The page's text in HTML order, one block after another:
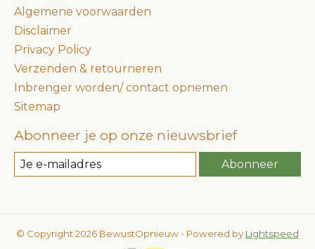
Algemene voorwaarden
Disclaimer
Privacy Policy
Verzenden & retourneren
Inbrenger worden/ contact opnemen
Sitemap
Abonneer je op onze nieuwsbrief
Abonneer
© Copyright 2026 BewustOpnieuw - Powered by Lightspeed